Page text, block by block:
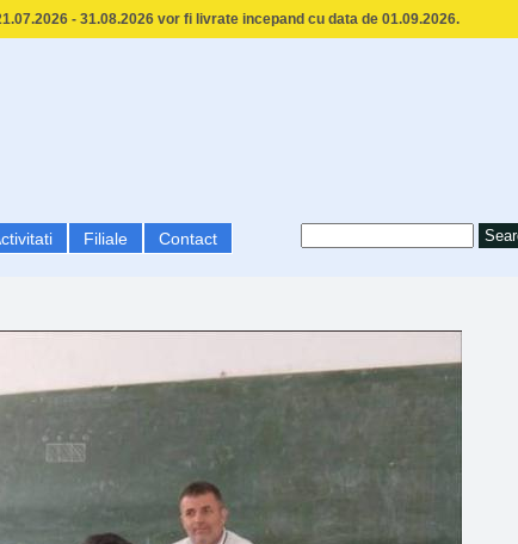
- 31.08.2026 vor fi livrate incepand cu data de 01.09.2026.
Filiale Contact